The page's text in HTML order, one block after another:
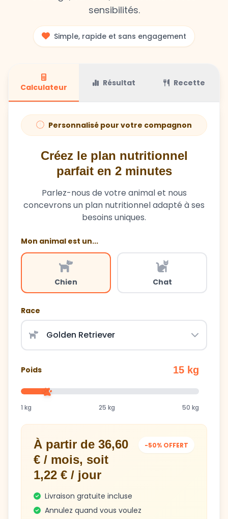
sensibilités.
Simple, rapide et sans engagement
Calculateur Résultat Recette
Personnalisé pour votre compagnon
Créez le plan nutritionnel
parfait en 2 minutes
Parlez-nous de votre animal et nous
concevrons un plan nutritionnel adapté à ses
besoins uniques.
Mon animal est un...
Chien Chat
Race
Poids 15 kg
1 kg 25 kg 50 kg
À partir de 36,60
€ / mois, soit
1,22 € / jour
-50% OFFERT
Livraison gratuite incluse
Annulez quand vous voulez